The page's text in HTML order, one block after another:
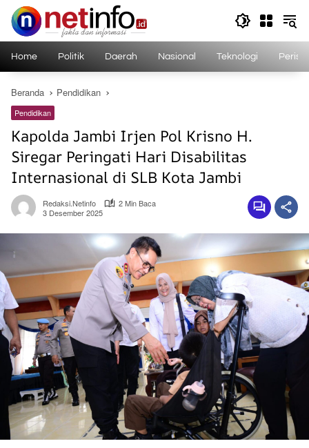
Langsung
konten
Home Politik Daerah Nasional Teknologi
Beranda Pendidikan
Pendidikan
Kapolda Jambi Irjen Pol Krisno H.
Siregar Peringati Hari Disabilitas
Internasional di SLB Kota Jambi
Redaksi.netinfo
2 Min Baca
3 Desember 2025